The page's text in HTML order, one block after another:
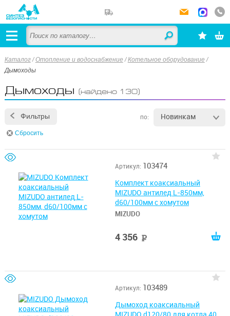
Каталог /Отопление и водоснабжение /Котельное оборудование /
Дымоходы
Дымоходы (найдено 130)
Фильтры по: Новинкам
Сбросить
Артикул: 103474
Комплект коаксиальный
MIZUDO антилед L-850мм,
d60/100мм с хомутом
MIZUDO
4 356
Артикул: 103489
Дымоход коаксиальный